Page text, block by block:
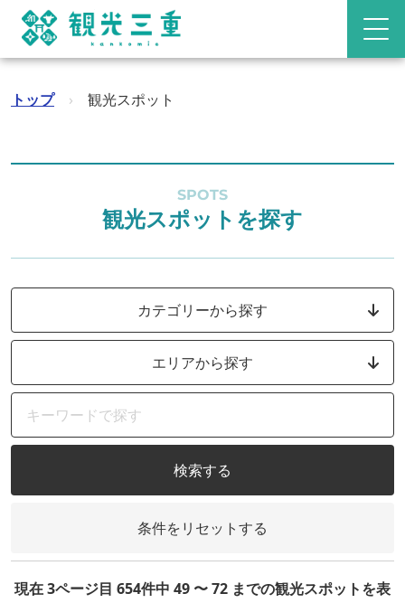
トップ › 観光スポット
SPOTS
観光スポットを探す
カテゴリーから探す
エリアから探す
検索する
条件をリセットする
現在 3ページ目 654件中 49 〜 72 までの観光スポットを表